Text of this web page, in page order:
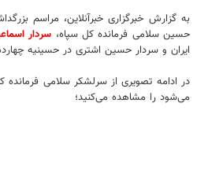
حسین سلامی فرمانده کل سپاه، سردار
ایران و سردار حسین اشتری در حسینیه
در ادامه تصویری از سرلشکر سلامی
می‌شود را مشاهده می‌کنید؛